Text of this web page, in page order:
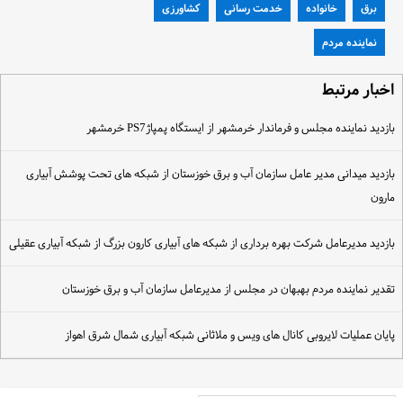
برق خانواده خدمت رسانی کشاورزی
نماینده مردم
اخبار مرتبط
بازدید نماینده مجلس و فرماندار خرمشهر از ایستگاه پمپاژPS7 خرمشهر
بازدید میدانی مدیر عامل سازمان آب و برق خوزستان از شبکه های تحت پوشش آبیاری
مارون
بازدید مدیرعامل شرکت بهره برداری از شبکه های آبیاری کارون بزرگ از شبکه آبیاری عقیلی
تقدیر نماینده مردم بهبهان در مجلس از مدیرعامل سازمان آب و برق خوزستان
پایان عملیات لایروبی کانال های ویس و ملاثانی شبکه آبیاری شمال شرق اهواز